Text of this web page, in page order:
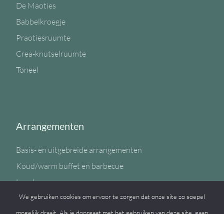
De Maoties
Babbelkroegje
Praotiesruumte
Crea-knutselruumte
Toneel
Arrangementen
Basis- en uitgebreide arrangementen
Koud/warm buffet en barbecue
Lunch
Sportzaal
We gebruiken cookies om ervoor te zorgen dat onze site zo soepel